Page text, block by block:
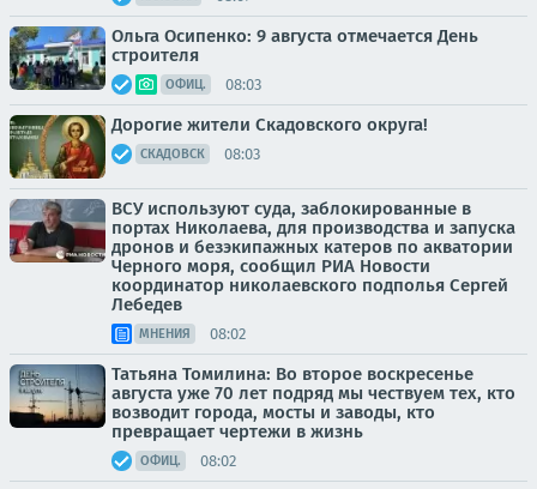
Ольга Осипенко: 9 августа отмечается День
строителя
ОФИЦ. 08:03
Дорогие жители Скадовского округа!
СКАДОВСК 08:03
ВСУ используют суда, заблокированные в
портах Николаева, для производства и запуска
дронов и безэкипажных катеров по акватории
Черного моря, сообщил РИА Новости
координатор николаевского подполья Сергей
Лебедев
МНЕНИЯ 08:02
Татьяна Томилина: Во второе воскресенье
августа уже 70 лет подряд мы чествуем тех, кто
возводит города, мосты и заводы, кто
превращает чертежи в жизнь
ОФИЦ. 08:02